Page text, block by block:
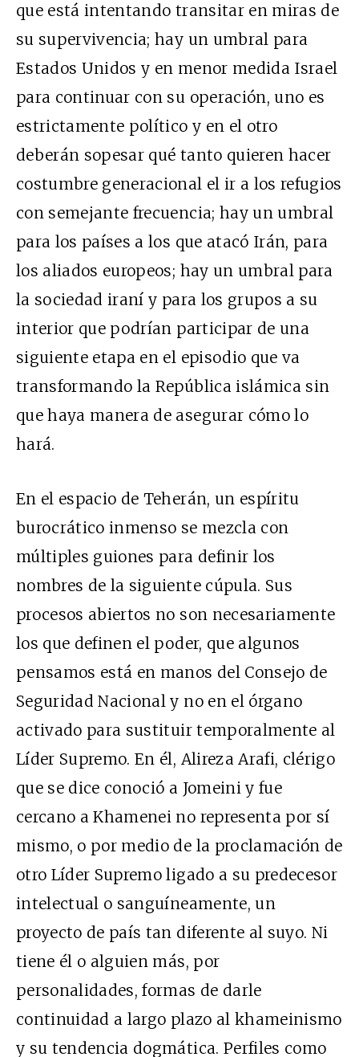
que está intentando transitar en miras de
su supervivencia; hay un umbral para
Estados Unidos y en menor medida Israel
para continuar con su operación, uno es
estrictamente político y en el otro
deberán sopesar qué tanto quieren hacer
costumbre generacional el ir a los refugios
con semejante frecuencia; hay un umbral
para los países a los que atacó Irán, para
los aliados europeos; hay un umbral para
la sociedad iraní y para los grupos a su
interior que podrían participar de una
siguiente etapa en el episodio que va
transformando la República islámica sin
que haya manera de asegurar cómo lo
hará.
En el espacio de Teherán, un espíritu
burocrático inmenso se mezcla con
múltiples guiones para definir los
nombres de la siguiente cúpula. Sus
procesos abiertos no son necesariamente
los que definen el poder, que algunos
pensamos está en manos del Consejo de
Seguridad Nacional y no en el órgano
activado para sustituir temporalmente al
Líder Supremo. En él, Alireza Arafi, clérigo
que se dice conoció a Jomeini y fue
cercano a Khamenei no representa por sí
mismo, o por medio de la proclamación de
otro Líder Supremo ligado a su predecesor
intelectual o sanguíneamente, un
proyecto de país tan diferente al suyo. Ni
tiene él o alguien más, por
personalidades, formas de darle
continuidad a largo plazo al khameinismo
y su tendencia dogmática. Perfiles como